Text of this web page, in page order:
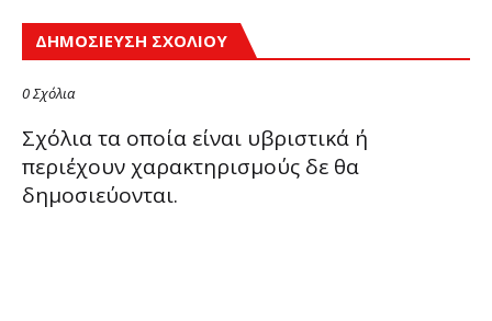
ΔΗΜΟΣΊΕΥΣΗ ΣΧΟΛΊΟΥ
0 Σχόλια
Σχόλια τα οποία είναι υβριστικά ή
περιέχουν χαρακτηρισμούς δε θα
δημοσιεύονται.